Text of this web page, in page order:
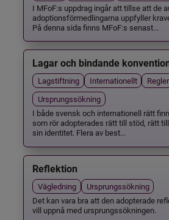
I MFoF:s uppdrag ingår att tillse att de
adoptionsförmedlingarna uppfyller
På denna sida finns MFoF:s senast...
Lagar och bindande
Lagstiftning Internationellt
Regler
Ursprungssökning
I både svensk och internationell rätt
som rör adopterades rätt till stöd, rätt
sin identitet. Flera av best...
Reflektion
Vägledning
Ursprungssökning
Det kan vara bra att den adopterade
vill uppnå med ursprungssökningen.